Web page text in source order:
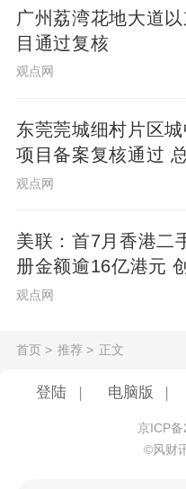
不过，高货值的另
当前黄浦高端豪宅
天润吉安aura、凯
拭目以待。
广州荔湾花地大道
目通过复核
观点网
东莞莞城细村片区
项目备案复核通过
亿元
观点网
美联：首7月香港二
册金额逾16亿港元
高
观点网
首页 > 推荐 > 正文
登陆 电脑版
京ICP
©风财